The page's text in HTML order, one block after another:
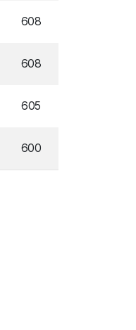
608
608
605
600